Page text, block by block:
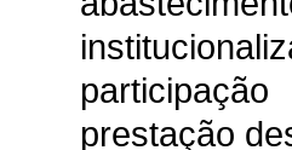
prestação